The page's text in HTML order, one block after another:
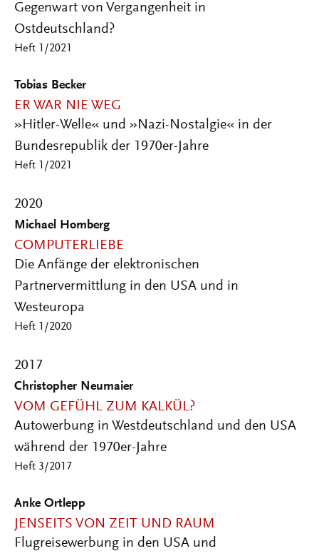
Gegenwart von Vergangenheit in
Ostdeutschland?
Heft 1/2021
Tobias Becker
ER WAR NIE WEG
»Hitler-Welle« und »Nazi-Nostalgie« in der
Bundesrepublik der 1970er-Jahre
Heft 1/2021
2020
Michael Homberg
COMPUTERLIEBE
Die Anfänge der elektronischen
Partnervermittlung in den USA und in
Westeuropa
Heft 1/2020
2017
Christopher Neumaier
VOM GEFÜHL ZUM KALKÜL?
Autowerbung in Westdeutschland und den USA
während der 1970er-Jahre
Heft 3/2017
Anke Ortlepp
JENSEITS VON ZEIT UND RAUM
Flugreisewerbung in den USA und